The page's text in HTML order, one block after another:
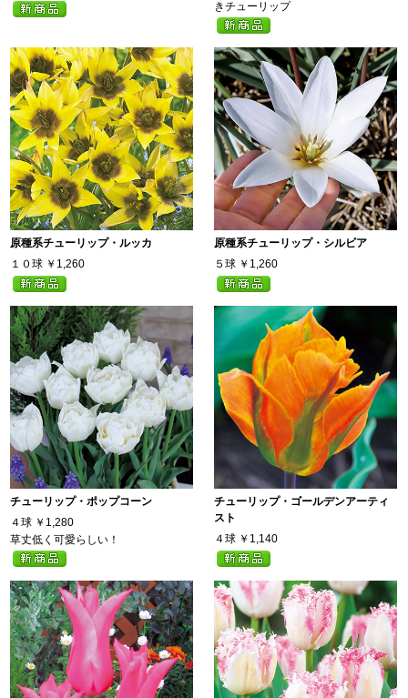
きチューリップ
原種系チューリップ・ルッカ
１０球 ￥1,260
原種系チューリップ・シルビア
５球 ￥1,260
チューリップ・ポップコーン
４球 ￥1,280
草丈低く可愛らしい！
チューリップ・ゴールデンアーティ
スト
４球 ￥1,140